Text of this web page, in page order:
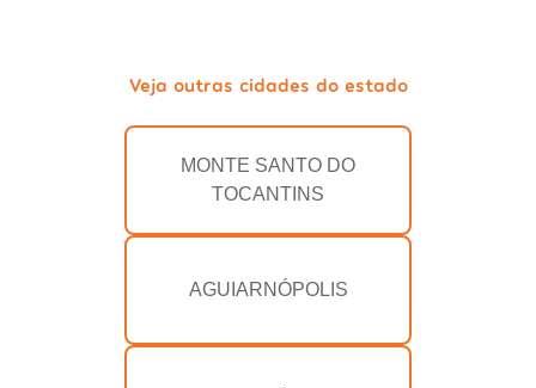
Veja outras cidades do estado
MONTE SANTO DO
TOCANTINS
AGUIARNÓPOLIS